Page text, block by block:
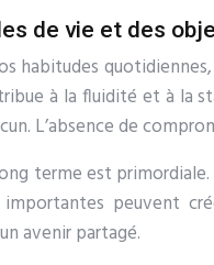
de vie et des
habitudes
à la fluidité et à la
L’absence de
terme est
peuvent
avenir partagé.